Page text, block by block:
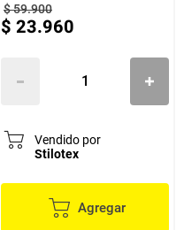
$59.900
$ 23.960
Vendido por
Stilotex
Agregar